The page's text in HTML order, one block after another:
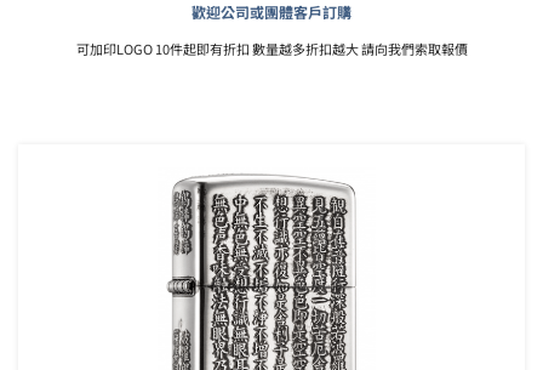
歡迎公司或團體客戶訂購
可加印LOGO 10件起即有折扣 數量越多折扣越大 請向我們索取報價